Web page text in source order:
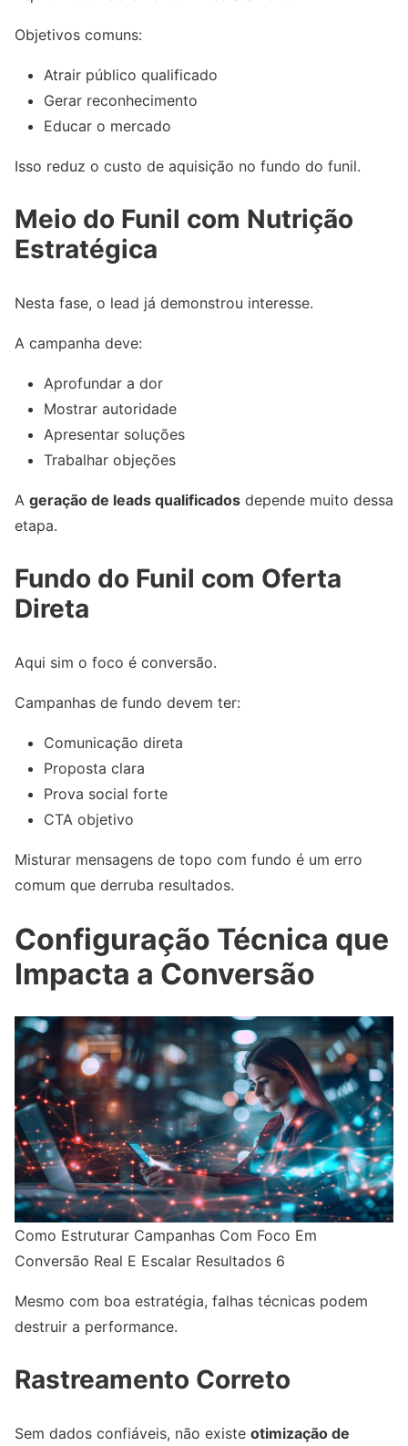
Objetivos comuns:
Atrair público qualificado
Gerar reconhecimento
Educar o mercado
Isso reduz o custo de aquisição no fundo do funil.
Meio do Funil com Nutrição
Estratégica
Nesta fase, o lead já demonstrou interesse.
A campanha deve:
Aprofundar a dor
Mostrar autoridade
Apresentar soluções
Trabalhar objeções
A geração de leads qualificados depende muito dessa
etapa.
Fundo do Funil com Oferta
Direta
Aqui sim o foco é conversão.
Campanhas de fundo devem ter:
Comunicação direta
Proposta clara
Prova social forte
CTA objetivo
Misturar mensagens de topo com fundo é um erro
comum que derruba resultados.
Configuração Técnica que
Impacta a Conversão
Como Estruturar Campanhas Com Foco Em
Conversão Real E Escalar Resultados 6
Mesmo com boa estratégia, falhas técnicas podem
destruir a performance.
Rastreamento Correto
Sem dados confiáveis, não existe otimização de